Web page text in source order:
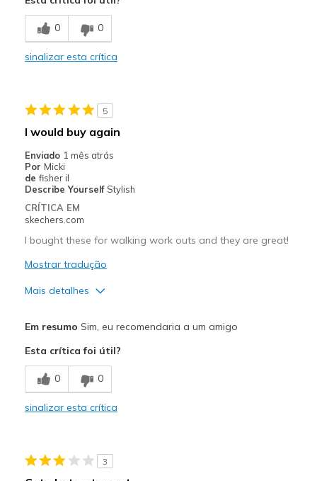
Stylish
Contras
Need Break In
Sizing
View On Shoes
I'm Into Shoes
0 0
sinalizar esta crítica
5
I would buy again
Enviado 1 mês atrás
Por Micki
de fisher il
Describe Yourself Stylish
CRÍTICA EM
skechers.com
I bought these for walking work outs and they are great!
Mostrar tradução
Mais detalhes
Contras
I have no cons
walking
Em resumo Sim, eu recomendaria a um amigo
Esta crítica foi útil?
0 0
sinalizar esta crítica
3